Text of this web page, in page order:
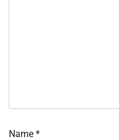
Name *